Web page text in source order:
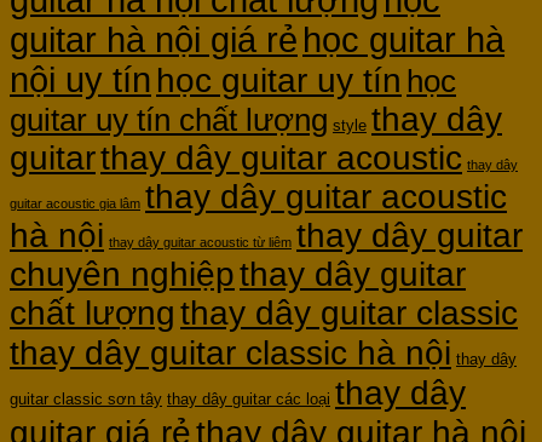
guitar hà nội giá rẻ học guitar hà
nội uy tín học guitar uy tín học
guitar uy tín chất lượng style thay dây
guitarthay dây guitar acoustic thay dây
guitar acoustic gia lâm thay dây guitar acoustic
hà nội thay dây guitar acoustic từ liêm thay dây guitar
chuyên nghiệpthay dây guitar
chất lượngthay dây guitar classic
thay dây guitar classic hà nội thay dây
guitar classic sơn tây thay dây guitar các loại thay dây
guitar giá rẻthay dây guitar hà nội